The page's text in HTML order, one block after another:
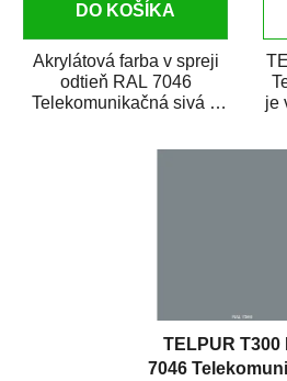
DO KOŠÍKA
Akrylátová farba v spreji
odtieň RAL 7046
Telekomunikačná sivá 2
je
TELPUR T300
7046